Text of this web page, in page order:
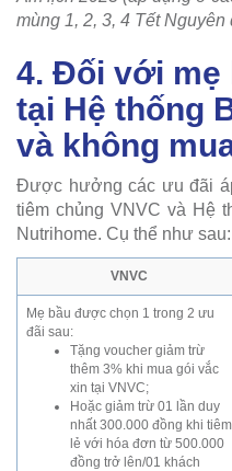
mùng 1, 2, 3, 4 Tết
4. Đối với mẹ
tại Hệ thống
và không
Được hưởng các ưu đãi
tiêm chủng VNVC và Hệ
Nutrihome. Cụ thể như sau:
VNVC
Mẹ bầu được chọn 1 trong 2 ưu
đãi sau:
Tặng voucher giảm trừ
thêm 3% khi mua gói vắc
xin tại VNVC;
Hoặc giảm trừ 01 lần duy
nhất 300.000 đồng khi tiêm
lẻ với hóa đơn từ 500.000
đồng trở lên/01 khách